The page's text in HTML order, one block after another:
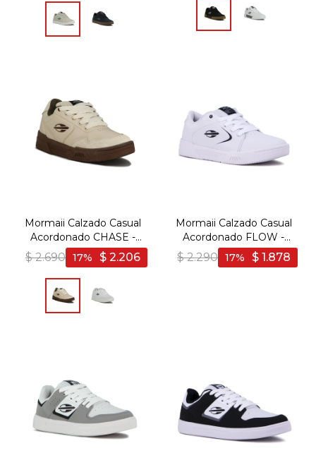
Mormaii Calzado Casual
Acordonado CHASE -
Hielo
$ 2.690 $ 2.206
17
Mormaii Calzado Casual
Acordonado FLOW -
Blanco - Blanco
$ 2.290 $ 1.878
17